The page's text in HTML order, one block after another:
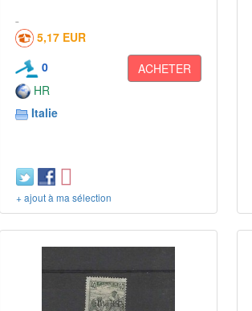
5,17 EUR
0
ACHETER
HR
Italie
+ ajout à ma sélection